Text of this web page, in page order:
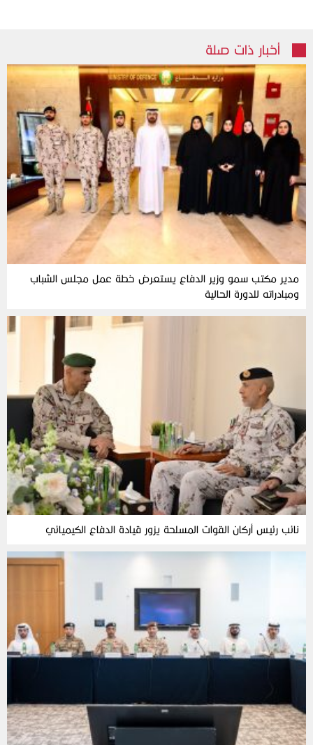
أخبار ذات صلة
مدير مكتب سمو وزير الدفاع يستعرض خطة عمل مجلس الشباب
ومبادراته للدورة الحالية
نائب رئيس أركان القوات المسلحة يزور قيادة الدفاع الكيميائي